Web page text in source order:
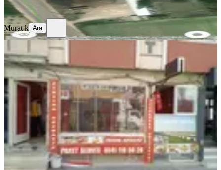
Ara
Murat k Ara
Kurtuluş Caddesi Üzeri Kiralık 42 M2
Dükkan
Balıkesir, Bandırma
1 Oda·42 m²·31.07.2026
Gökalp Sezgin Uçar
Ara